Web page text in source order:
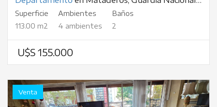
Superficie
113.00 m2
Ambientes
4 ambientes
Baños
2
U$S 155.000
Venta